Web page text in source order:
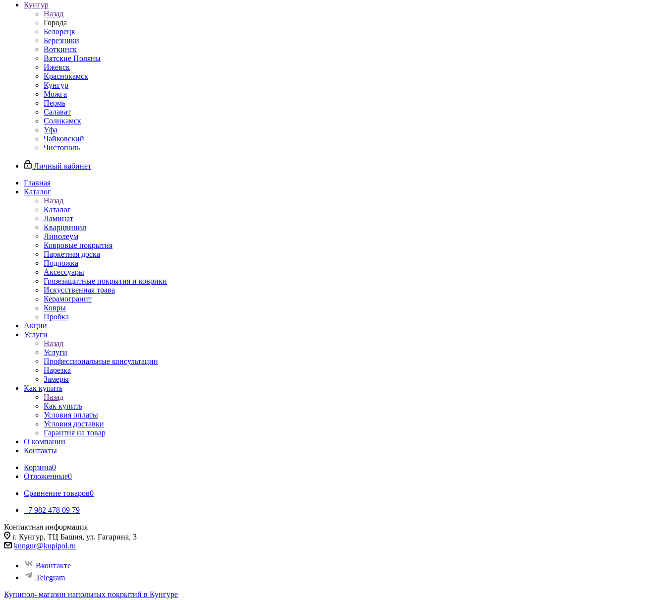
Кунгур
Назад
Города
Белорецк
Березники
Воткинск
Вятские Поляны
Ижевск
Краснокамск
Кунгур
Можга
Пермь
Салават
Соликамск
Уфа
Чайковский
Чистополь
Личный кабинет
Главная
Каталог
Назад
Каталог
Ламинат
Кварцвинил
Линолеум
Ковровые покрытия
Паркетная доска
Подложка
Аксессуары
Грязезащитные покрытия и коврики
Искусственная трава
Керамогранит
Ковры
Пробка
Акции
Услуги
Назад
Услуги
Профессиональные консультации
Нарезка
Замеры
Как купить
Назад
Как купить
Условия оплаты
Условия доставки
Гарантия на товар
О компании
Контакты
Корзина0
Отложенные0
Сравнение товаров0
+7 982 478 09 79
Контактная информация
г. Кунгур, ТЦ Башня, ул. Гагарина, 3
kungur@kupipol.ru
Вконтакте
Telegram
Купипол- магазин напольных покрытий в Кунгуре